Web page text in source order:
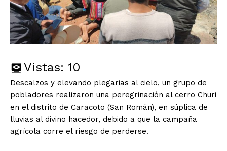
Vistas: 10
Descalzos y elevando plegarias al cielo, un grupo de
pobladores realizaron una peregrinación al cerro Churi
en el distrito de Caracoto (San Román), en súplica de
lluvias al divino hacedor, debido a que la campaña
agrícola corre el riesgo de perderse.